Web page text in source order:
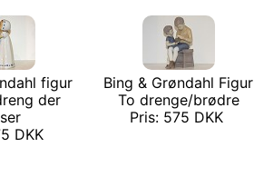
figur
der
DKK
Bing & Grøndahl Figur
To drenge/brødre
Pris: 575 DKK